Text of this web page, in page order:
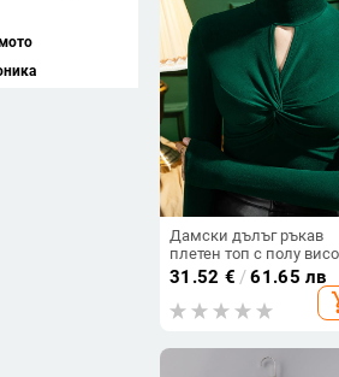
Дамски дълъг ръкав
плетен топ с полу
яка, смес вискоза и
памук, монохромни
шевове, основна тъкан
70–80%, подплата
31.52 € /61.65 лв